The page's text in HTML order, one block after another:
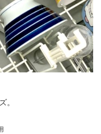
。